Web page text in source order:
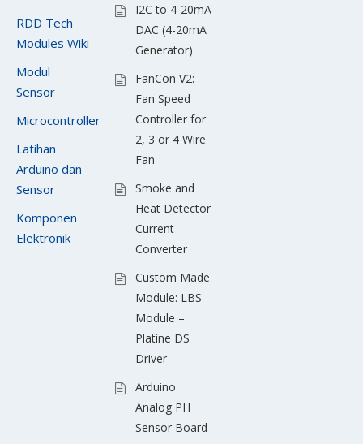
RDD Tech
Modules Wiki
Modul
Sensor
Microcontroller
Latihan
Arduino dan
Sensor
Komponen
Elektronik
I2C to 4-20mA
DAC (4-20mA
Generator)
FanCon V2:
Fan Speed
Controller for
2, 3 or 4 Wire
Fan
Smoke and
Heat Detector
Current
Converter
Custom Made
Module: LBS
Module –
Platine DS
Driver
Arduino
Analog PH
Sensor Board